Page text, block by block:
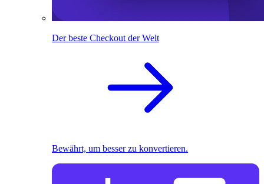
Der beste Checkout der Welt
Bewährt, um besser zu konvertieren.